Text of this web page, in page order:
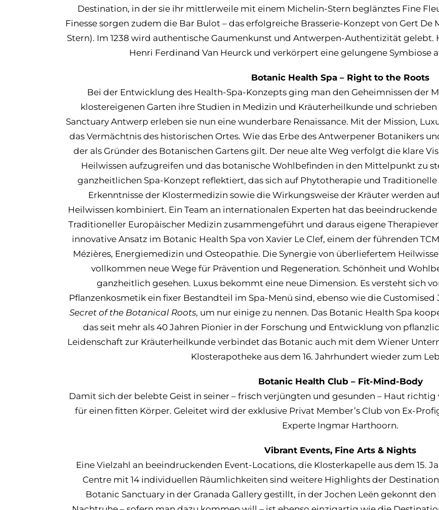
Destination, in der sie ihr mittlerweile mit einem Michelin-Stern beglänztes Fine
Finesse sorgen zudem die Bar Bulot – das erfolgreiche Brasserie-Konzept von Gert De
Stern). Im 1238 wird authentische Gaumenkunst und Antwerpen-Authentizität gelebt.
Henri Ferdinand Van Heurck und verkörpert eine gelungene Symbiose
Botanic Health Spa – Right to the Roots
Bei der Entwicklung des Health-Spa-Konzepts ging man den Geheimnissen der
klostereigenen Garten ihre Studien in Medizin und Kräuterheilkunde und
Sanctuary Antwerp erleben sie nun eine wunderbare Renaissance. Mit der Mission,
das Vermächtnis des historischen Ortes. Wie das Erbe des Antwerpener Botanikers
der als Gründer des Botanischen Gartens gilt. Der neue alte Weg verfolgt die klare
Heilwissen aufzugreifen und das botanische Wohlbefinden in den Mittelpunkt zu
ganzheitlichen Spa-Konzept reflektiert, das sich auf Phytotherapie und
Erkenntnisse der Klostermedizin sowie die Wirkungsweise der Kräuter werden
Heilwissen kombiniert. Ein Team an internationalen Experten hat das
Traditioneller Europäischer Medizin zusammengeführt und daraus eigene
innovative Ansatz im Botanic Health Spa von Xavier Le Clef, einem der führenden
Mézières, Energiemedizin und Osteopathie. Die Synergie von überliefertem
vollkommen neue Wege für Prävention und Regeneration. Schönheit und
ganzheitlich gesehen. Luxus bekommt eine neue Dimension. Es versteht sich
Pflanzenkosmetik ein fixer Bestandteil im Spa-Menü sind, ebenso wie die Customised
Secret of the Botanical Roots, um nur einige zu nennen. Das Botanic Health Spa
das seit mehr als 40 Jahren Pionier in der Forschung und Entwicklung von
Leidenschaft zur Kräuterheilkunde verbindet das Botanic auch mit dem Wiener
Klosterapotheke aus dem 16. Jahrhundert wieder zum
Botanic Health Club – Fit-Mind-Body
Damit sich der belebte Geist in seiner – frisch verjüngten und gesunden – Haut
für einen fitten Körper. Geleitet wird der exklusive Privat Member’s Club von Ex-
Experte Ingmar Harthoorn.
Vibrant Events, Fine Arts & Nights
Eine Vielzahl an beeindruckenden Event-Locations, die Klosterkapelle aus dem 15.
Centre mit 14 individuellen Räumlichkeiten sind weitere Highlights der
Botanic Sanctuary in der Granada Gallery gestillt, in der Jochen Leën gekonnt